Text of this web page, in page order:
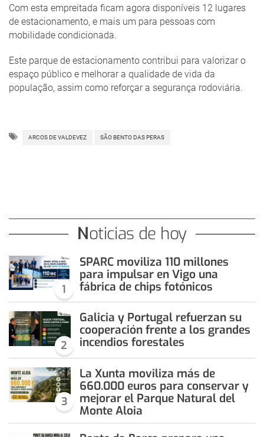
Com esta empreitada ficam agora disponíveis 12 lugares
de estacionamento, e mais um para pessoas com
mobilidade condicionada.
Este parque de estacionamento contribui para valorizar o
espaço público e melhorar a qualidade de vida da
população, assim como reforçar a segurança rodoviária.
ARCOS DE VALDEVEZ SÃO BENTO DAS PERAS
Noticias de hoy
1
SPARC moviliza 110 millones
para impulsar en Vigo una
fábrica de chips fotónicos
2
Galicia y Portugal refuerzan su
cooperación frente a los grandes
incendios forestales
3
La Xunta moviliza más de
660.000 euros para conservar y
mejorar el Parque Natural del
Monte Aloia